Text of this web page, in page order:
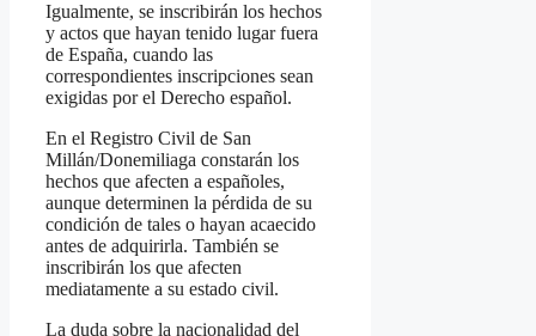
Igualmente, se inscribirán los hechos
y actos que hayan tenido lugar fuera
de España, cuando las
correspondientes inscripciones sean
exigidas por el Derecho español.
En el Registro Civil de San
Millán/Donemiliaga constarán los
hechos que afecten a españoles,
aunque determinen la pérdida de su
condición de tales o hayan acaecido
antes de adquirirla. También se
inscribirán los que afecten
mediatamente a su estado civil.
La duda sobre la nacionalidad del